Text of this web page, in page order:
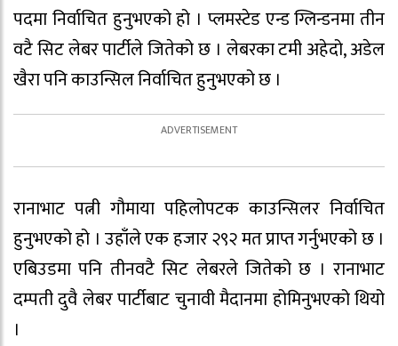
पदमा निर्वाचित हुनुभएको हो । प्लमस्टेड एन्ड ग्लिन्डनमा तीन
वटै सिट लेबर पार्टीले जितेको छ । लेबरका टमी अहेदो, अडेल
खैरा पनि काउन्सिल निर्वाचित हुनुभएको छ ।
रानाभाट पत्नी गौमाया पहिलोपटक काउन्सिलर निर्वाचित
हुनुभएको हो । उहाँले एक हजार २९२ मत प्राप्त गर्नुभएको छ ।
एबिउडमा पनि तीनवटै सिट लेबरले जितेको छ । रानाभाट
दम्पती दुवै लेबर पार्टीबाट चुनावी मैदानमा होमिनुभएको थियो
।